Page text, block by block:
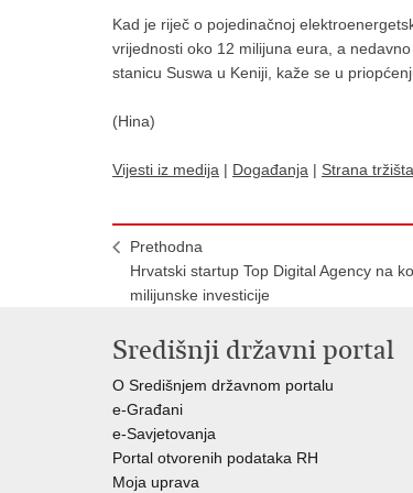
Kad je riječ o pojedinačnoj
vrijednosti oko 12 milijuna eura, a
stanicu Suswa u Keniji, kaže se u
(Hina)
Vijesti iz medija | Događanja | Strana
Prethodna
Hrvatski startup Top Digital Agency na
milijunske investicije
Središnji državni portal
O Središnjem državnom portalu
e-Građani
e-Savjetovanja
Portal otvorenih podataka RH
Moja uprava